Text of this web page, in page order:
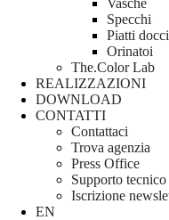
Vasche
Specchi
Piatti
Orinatoi
The.Color Lab
REALIZZAZIONI
DOWNLOAD
CONTATTI
Contattaci
Trova agenzia
Press Office
Supporto tecnico
Iscrizione
EN